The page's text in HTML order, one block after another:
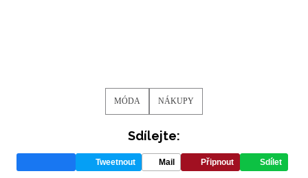
MÓDA NÁKUPY
Sdílejte:
Tweetnout Mail Připnout Sdílet